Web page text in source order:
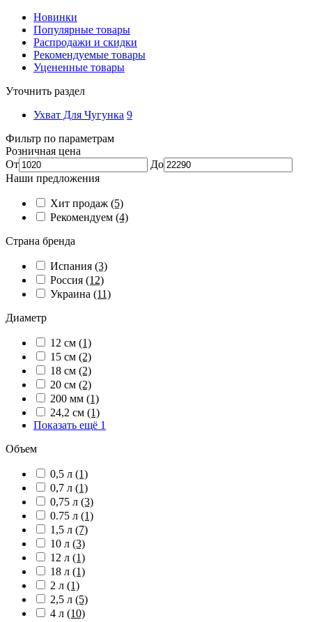
Новинки
Популярные товары
Распродажи и скидки
Рекомендуемые товары
Уцененные товары
Уточнить раздел
Ухват Для Чугунка 9
Фильтр по параметрам
Розничная цена
От
До
Наши предложения
Хит продаж (5)
Рекомендуем (4)
Страна бренда
Испания (3)
Россия (12)
Украина (11)
Диаметр
12 см (1)
15 см (2)
18 см (2)
20 см (2)
200 мм (1)
24,2 см (1)
Показать ещё 1
Объем
0,5 л (1)
0,7 л (1)
0,75 л (3)
0.75 л (1)
1,5 л (7)
10 л (3)
12 л (1)
18 л (1)
2 л (1)
2,5 л (5)
4 л (10)